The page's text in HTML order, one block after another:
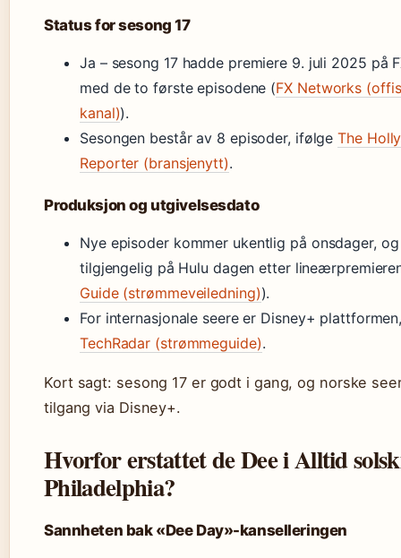
Status for sesong 17
Ja – sesong 17 hadde premiere 9. juli 2025 på
med de to første episodene (FX Networks
kanal)).
Sesongen består av 8 episoder, ifølgeThe
Reporter (bransjenytt).
Produksjon og utgivelsesdato
Nye episoder kommer ukentlig på onsdager,
tilgjengelig på Hulu dagen etter
Guide (strømmeveiledning)).
For internasjonale seere er Disney+
TechRadar (strømmeguide).
Kort sagt: sesong 17 er godt i gang, og norske
tilgang via Disney+.
Hvorfor erstattet de Dee i Alltid
Philadelphia?
Sannheten bak «Dee Day»-kanselleringen